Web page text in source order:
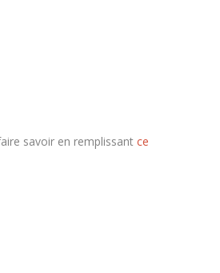
savoir en remplissant ce